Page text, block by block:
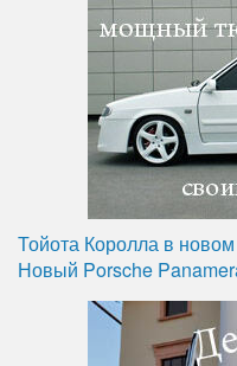
Тойота Королла в новом
Новый Porsche